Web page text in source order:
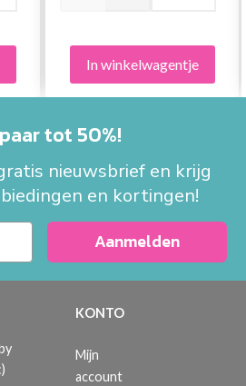
In winkelwagentje
tot 50%!
nieuwsbrief en krijg
en kortingen!
Aanmelden
KONTO
Mijn
account